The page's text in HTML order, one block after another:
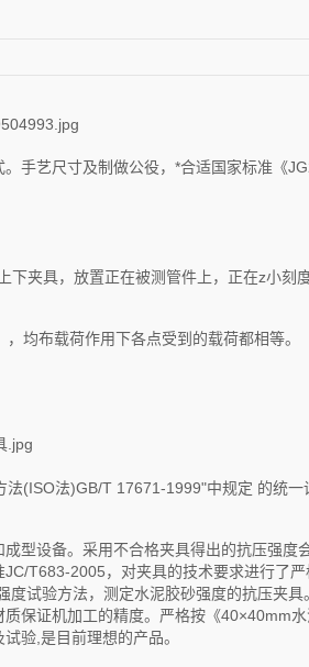
手艺尺寸及制做公役，*合适国家标准《
下夹具，放置正在被测管件上，正在z小刻
均布载荷作用下各点受到的载荷都相等。
(ISO法)GB/T 17671-1999"中规定 的统一
型设备。采用不合格夹具得出的抗压强度
T683-2005，对夹具的技术要求进行了严
试验方法，测定水泥胶砂强度的抗压夹具
保证机加工的精度。严格按《40×40mm
验,是目前理想的产品。